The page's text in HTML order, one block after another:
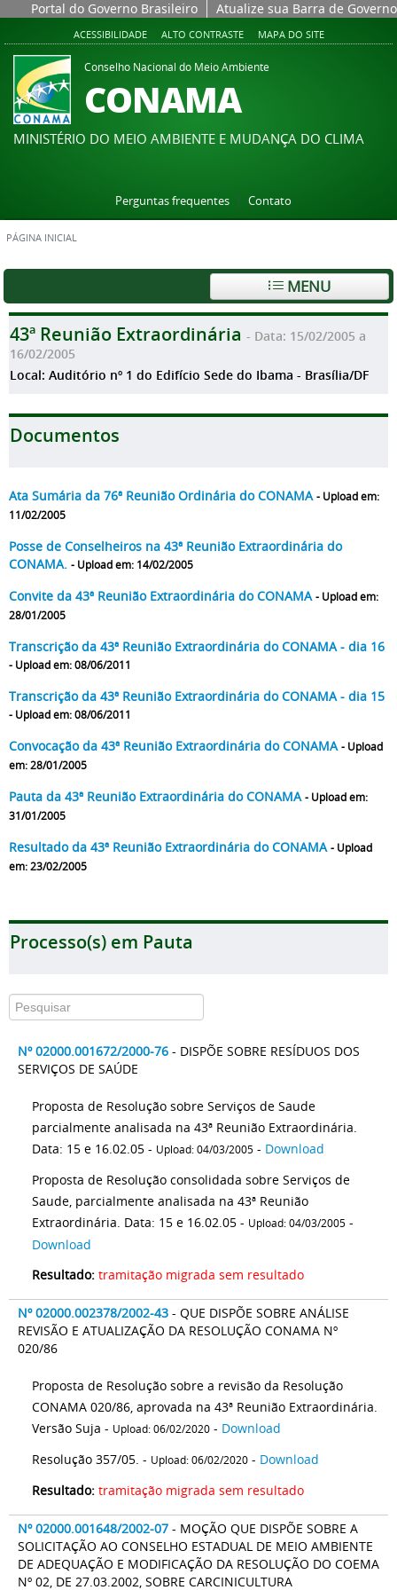
Portal do Governo Brasileiro Atualize sua Barra de Governo
ACESSIBILIDADE ALTO CONTRASTE MAPA DO SITE
Conselho Nacional do Meio Ambiente
CONAMA
MINISTÉRIO DO MEIO AMBIENTE E MUDANÇA DO CLIMA
Perguntas frequentes Contato
PÁGINA INICIAL
MENU
43ª Reunião Extraordinária - Data: 15/02/2005 a
16/02/2005
Local: Auditório nº 1 do Edifício Sede do Ibama - Brasília/DF
Documentos
Ata Sumária da 76ª Reunião Ordinária do CONAMA - Upload em:
11/02/2005
Posse de Conselheiros na 43ª Reunião Extraordinária do
CONAMA. - Upload em: 14/02/2005
Convite da 43ª Reunião Extraordinária do CONAMA - Upload em:
28/01/2005
Transcrição da 43ª Reunião Extraordinária do CONAMA - dia 16
- Upload em: 08/06/2011
Transcrição da 43ª Reunião Extraordinária do CONAMA - dia 15
- Upload em: 08/06/2011
Convocação da 43ª Reunião Extraordinária do CONAMA - Upload
em: 28/01/2005
Pauta da 43ª Reunião Extraordinária do CONAMA - Upload em:
31/01/2005
Resultado da 43ª Reunião Extraordinária do CONAMA - Upload
em: 23/02/2005
Processo(s) em Pauta
Nº 02000.001672/2000-76 - DISPÕE SOBRE RESÍDUOS DOS
SERVIÇOS DE SAÚDE
Proposta de Resolução sobre Serviços de Saude
parcialmente analisada na 43ª Reunião Extraordinária.
Data: 15 e 16.02.05 - Upload: 04/03/2005 - Download
Proposta de Resolução consolidada sobre Serviços de
Saude, parcialmente analisada na 43ª Reunião
Extraordinária. Data: 15 e 16.02.05 - Upload: 04/03/2005 -
Download
Resultado: tramitação migrada sem resultado
Nº 02000.002378/2002-43 - QUE DISPÕE SOBRE ANÁLISE
REVISÃO E ATUALIZAÇÃO DA RESOLUÇÃO CONAMA Nº
020/86
Proposta de Resolução sobre a revisão da Resolução
CONAMA 020/86, aprovada na 43ª Reunião Extraordinária.
Versão Suja - Upload: 06/02/2020 - Download
Resolução 357/05. - Upload: 06/02/2020 - Download
Resultado: tramitação migrada sem resultado
Nº 02000.001648/2002-07 - MOÇÃO QUE DISPÕE SOBRE A
SOLICITAÇÃO AO CONSELHO ESTADUAL DE MEIO AMBIENTE
DE ADEQUAÇÃO E MODIFICAÇÃO DA RESOLUÇÃO DO COEMA
Nº 02, DE 27.03.2002, SOBRE CARCINICULTURA